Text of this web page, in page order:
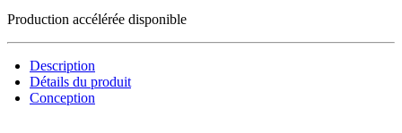
Production accélérée disponible
Description
Détails du produit
Conception